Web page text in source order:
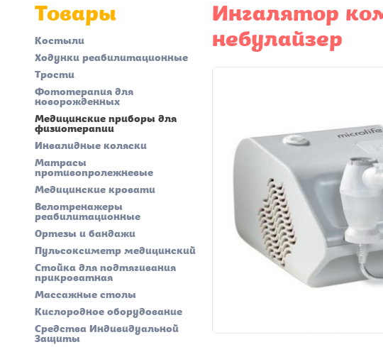
Товары
Костыли
Ходунки реабилитационные
Трости
Фототерапия для
новорожденных
Медицинские приборы для
физиотерапии
Инвалидные коляски
Матрасы
противопролежневые
Медицинские кровати
Велотренажеры
реабилитационные
Ортезы и бандажи
Пульсоксиметр медицинский
Стойка для подтягивания
прикроватная
Массажные столы
Кислородное оборудование
Средства Индивидуальной
Защиты
Ингалятор
небулайзер